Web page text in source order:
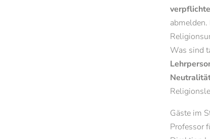
Ein
Was sind
Gäste im
Professor